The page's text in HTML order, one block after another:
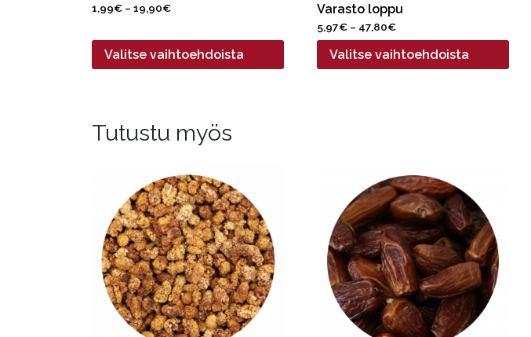
1,99€ – 19,90€Hintaluokka:
-
19,90€
Valitse vaihtoehdoista
Varasto loppu
5,97€ – 47,80€Hintaluokka:
5,97€
-
47,80€
Valitse vaihtoehdoista
Tutustu myös
tuotteella
useampi
muunnelma.
Voit
tehdä
valinnat
tuotteen
tuotteella
useampi
muunnelma.
Voit
tehdä
valinnat
tuotteen